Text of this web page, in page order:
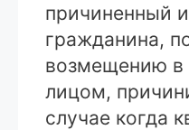
причиненный
гражданина,
возмещению в
лицом,
случае когда